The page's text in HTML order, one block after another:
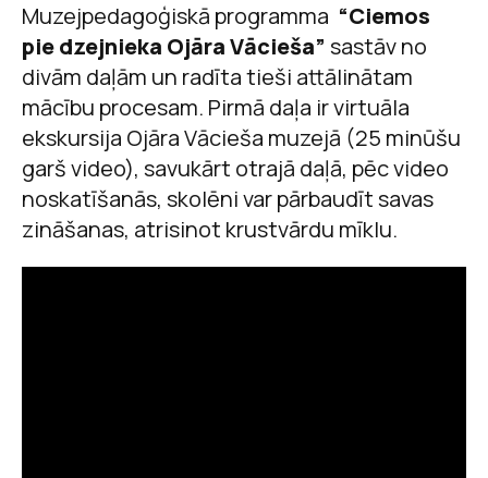
Muzejpedagoģiskā programma “Ciemos
pie dzejnieka Ojāra Vācieša” sastāv no
divām daļām un radīta tieši attālinātam
mācību procesam. Pirmā daļa ir virtuāla
ekskursija Ojāra Vācieša muzejā (25 minūšu
garš video), savukārt otrajā daļā, pēc video
noskatīšanās, skolēni var pārbaudīt savas
zināšanas, atrisinot krustvārdu mīklu.